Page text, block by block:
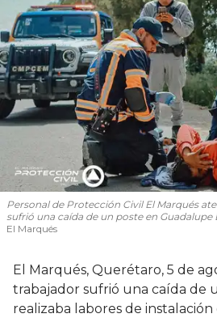
Personal de Protección Civil El Marqués
sufrió una caída de un poste en Guadalupe
El Marqués
El Marqués, Querétaro, 5 de
trabajador sufrió una caída de
realizaba labores de